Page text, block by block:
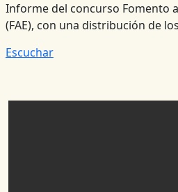
Informe del concurso Fomento
(FAE), con una distribución de
Escuchar